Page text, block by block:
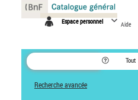
Espace personnel Aide
Tout
Recherche avancée
Panneau de gestion des cookies